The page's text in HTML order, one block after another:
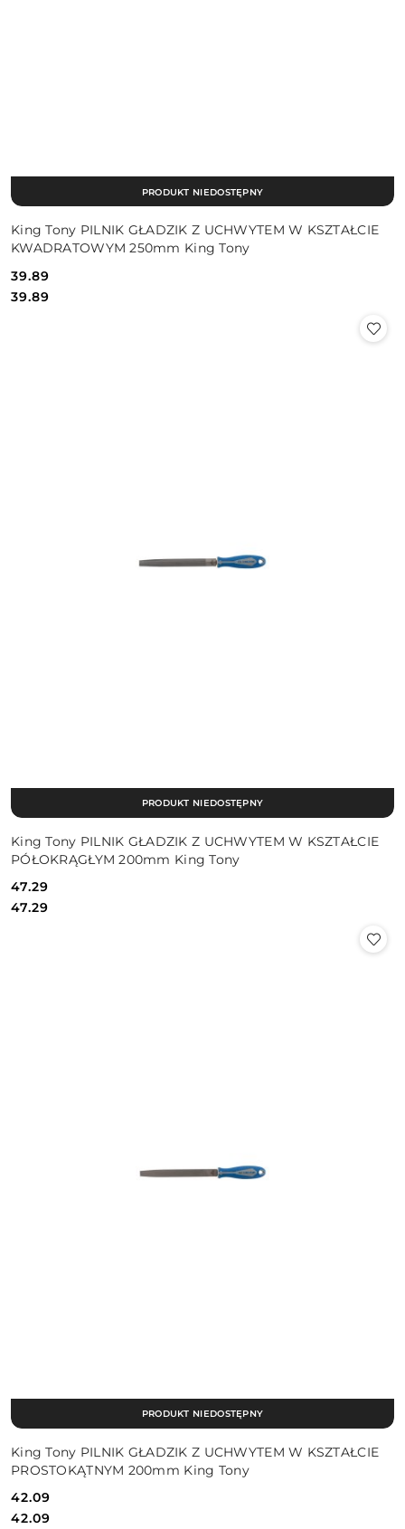
King Tony PILNIK GŁADZIK Z UCHWYTEM W KSZTAŁCIE
KWADRATOWYM 250mm King Tony
Cena:
39.89
Cena:
39.89
PRODUKT NIEDOSTĘPNY
King Tony PILNIK GŁADZIK Z UCHWYTEM W KSZTAŁCIE
PÓŁOKRĄGŁYM 200mm King Tony
Cena:
47.29
Cena:
47.29
PRODUKT NIEDOSTĘPNY
King Tony PILNIK GŁADZIK Z UCHWYTEM W KSZTAŁCIE
PROSTOKĄTNYM 200mm King Tony
Cena:
42.09
Cena:
42.09
PRODUKT NIEDOSTĘPNY